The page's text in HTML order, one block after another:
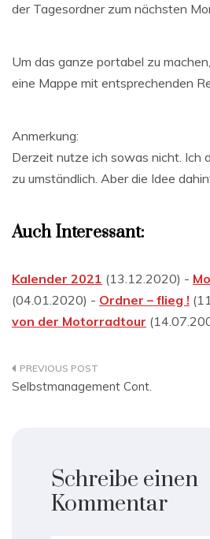
der Tagesordner zum nächsten
Um das ganze portabel zu
eine Mappe mit entsprechenden
Anmerkung:
Derzeit nutze ich sowas nicht. Ich
zu umständlich. Aber die Idee
Auch Interessant:
Kalender 2021 (13.12.2020) -
(04.01.2020) - Ordner – flieg !
von der Motorradtour
Beitragsnavigation
Selbstmanagement Cont.
Schreibe einen
Kommentar